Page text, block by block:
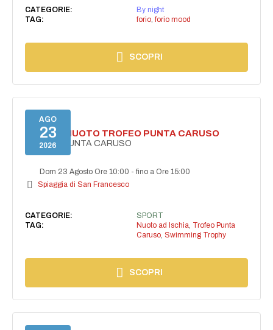
CATEGORIE:
By night
TAG:
forio, forio mood
SCOPRI
AGO
23
2026
GARA DI NUOTO TROFEO PUNTA CARUSO
TROFEO PUNTA CARUSO
Dom 23 Agosto Ore 10:00 -fino a Ore 15:00
Spiaggia di San Francesco
CATEGORIE:
SPORT
TAG:
Nuoto ad Ischia, Trofeo Punta
Caruso, Swimming Trophy
SCOPRI